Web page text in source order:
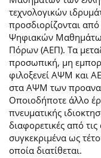
τεχνολογικών
προσδιορίζονται
Ψηφιακών
Πόρων (ΑΕΠ). Τα
προσωπική, μη
φιλοξενεί ΑΨΜ και
στα ΑΨΜ των
Οποιοδήποτε άλλο
πνευματικής
διαφορετικές από
συγκεκριμένα ως
οποία διατίθεται.